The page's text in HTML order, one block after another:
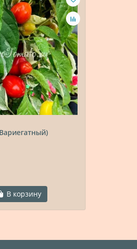
В корзину